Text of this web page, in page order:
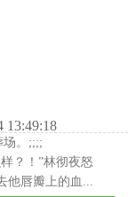
13:49:18
场。;;;;
！”林彻夜怒
他唇瓣上的血...